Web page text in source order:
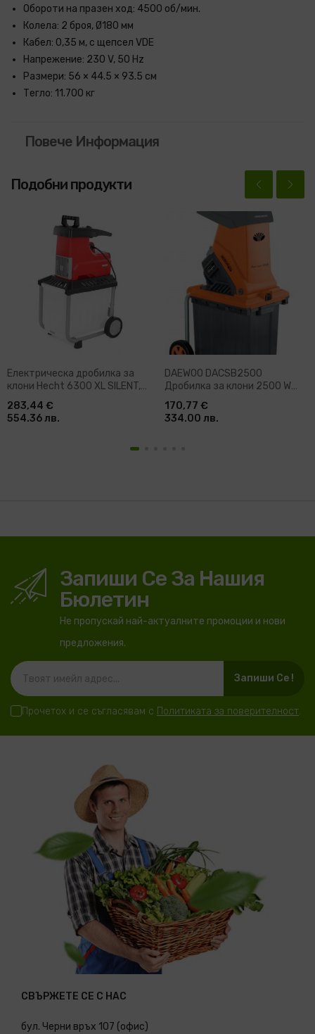
Обороти на празен ход: 4500 об/мин.
Колела: 2 броя, Ø180 мм
Кабел: 0,35 м, с щепсел VDE
Напрежение: 230 V, 50 Hz
Размери: 56 × 44.5 × 93.5 см
Тегло: 11.700 кг
Повече Информация
Подобни продукти
Електрическа дробилка за
клони Hecht 6300 XL SILENT,
3000 W, 45 мм
283,44 €
554.36 лв.
DAEWOO DACSB2500
Дробилка за клони 2500 W
4050 об/мин 45 л
170,77 €
334.00 лв.
Запиши Се За Нашия
Бюлетин
Не пропускай най-актуалните промоции и нови
предложения.
Запиши Се !
Прочетох и се съгласявам с Политиката за поверителност.
СВЪРЖЕТЕ СЕ С НАС
бул. Черни връх 107 (офис)